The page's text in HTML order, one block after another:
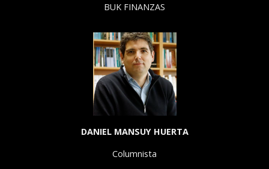
BUK FINANZAS
DANIEL MANSUY HUERTA
Columnista